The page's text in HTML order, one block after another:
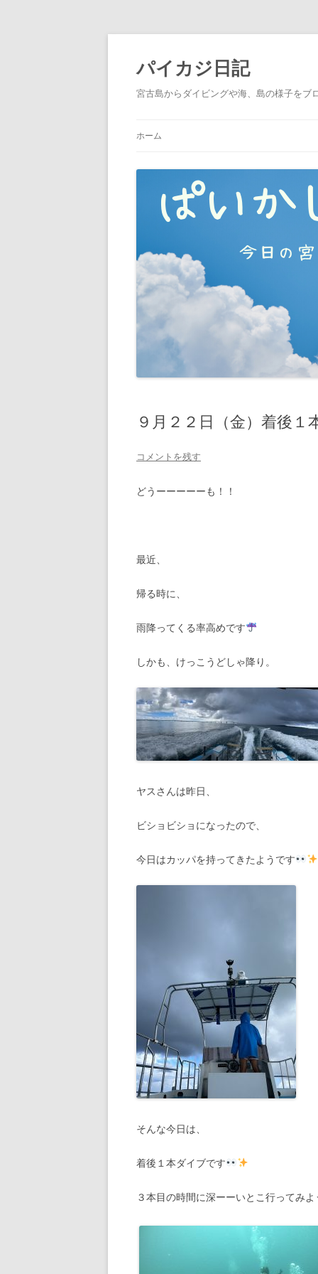
パイカジ日記
宮古島からダイビングや海、島の様子をブ
ホーム
９月２２日（金）着後１
コメントを残す
どうーーーーーも！！
最近、
帰る時に、
雨降ってくる率高めです
しかも、けっこうどしゃ降り。
ヤスさんは昨日、
ビショビショになったので、
今日はカッパを持ってきたようです
そんな今日は、
着後１本ダイブです
３本目の時間に深ーーいとこ行ってみよ